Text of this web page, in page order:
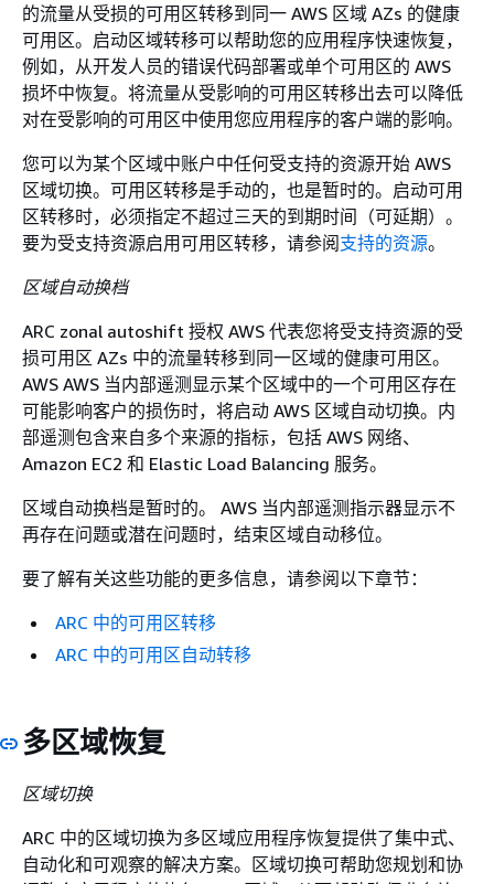
的流量从受损的可用区转移到同一 AWS 区域 AZs 的健康
可用区。启动区域转移可以帮助您的应用程序快速恢复，
例如，从开发人员的错误代码部署或单个可用区的 AWS
损坏中恢复。将流量从受影响的可用区转移出去可以降低
对在受影响的可用区中使用您应用程序的客户端的影响。
您可以为某个区域中账户中任何受支持的资源开始 AWS
区域切换。可用区转移是手动的，也是暂时的。启动可用
区转移时，必须指定不超过三天的到期时间（可延期）。
要为受支持资源启用可用区转移，请参阅支持的资源。
区域自动换档
ARC zonal autoshift 授权 AWS 代表您将受支持资源的受
损可用区 AZs 中的流量转移到同一区域的健康可用区。
AWS AWS 当内部遥测显示某个区域中的一个可用区存在
可能影响客户的损伤时，将启动 AWS 区域自动切换。内
部遥测包含来自多个来源的指标，包括 AWS 网络、
Amazon EC2 和 Elastic Load Balancing 服务。
区域自动换档是暂时的。 AWS 当内部遥测指示器显示不
再存在问题或潜在问题时，结束区域自动移位。
要了解有关这些功能的更多信息，请参阅以下章节：
ARC 中的可用区转移
ARC 中的可用区自动转移
多区域恢复
区域切换
ARC 中的区域切换为多区域应用程序恢复提供了集中式、
自动化和可观察的解决方案。区域切换可帮助您规划和协